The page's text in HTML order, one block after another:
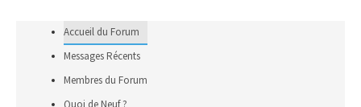
Accueil du Forum
Messages Récents
Membres du Forum
Quoi de Neuf ?